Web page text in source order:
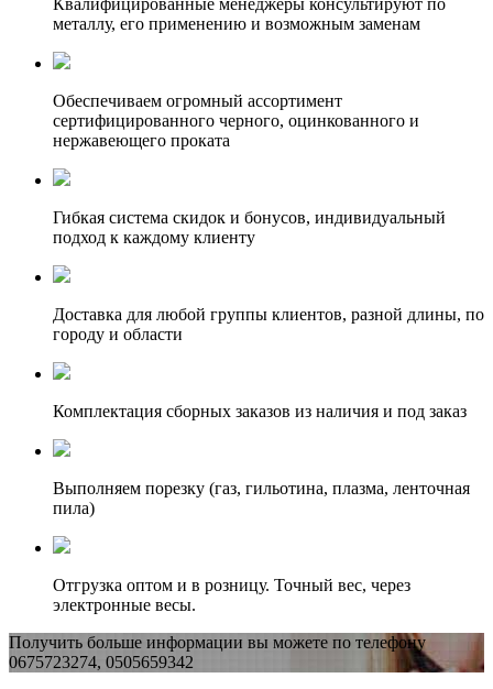
Квалифицированные менеджеры консультируют по
металлу, его применению и возможным заменам
Обеспечиваем огромный ассортимент
сертифицированного черного, оцинкованного и
нержавеющего проката
Гибкая система скидок и бонусов, индивидуальный
подход к каждому клиенту
Доставка для любой группы клиентов, разной длины, по
городу и области
Комплектация сборных заказов из наличия и под заказ
Выполняем порезку (газ, гильотина, плазма, ленточная
пила)
Отгрузка оптом и в розницу. Точный вес, через
электронные весы.
Получить больше информации вы можете по телефону
0675723274, 0505659342